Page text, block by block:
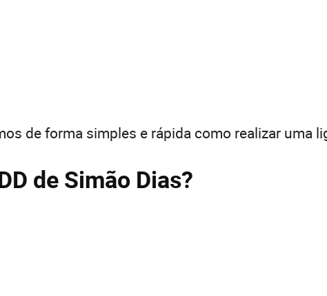
de forma simples e rápida como realizar uma
de Simão Dias?